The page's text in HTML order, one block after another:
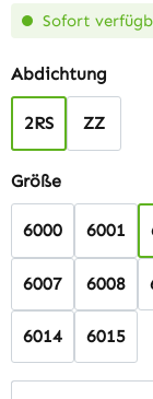
Sofort
Abdichtung
2RS ZZ
Größeauswählen
6000 6001
6007 6008
6014 6015